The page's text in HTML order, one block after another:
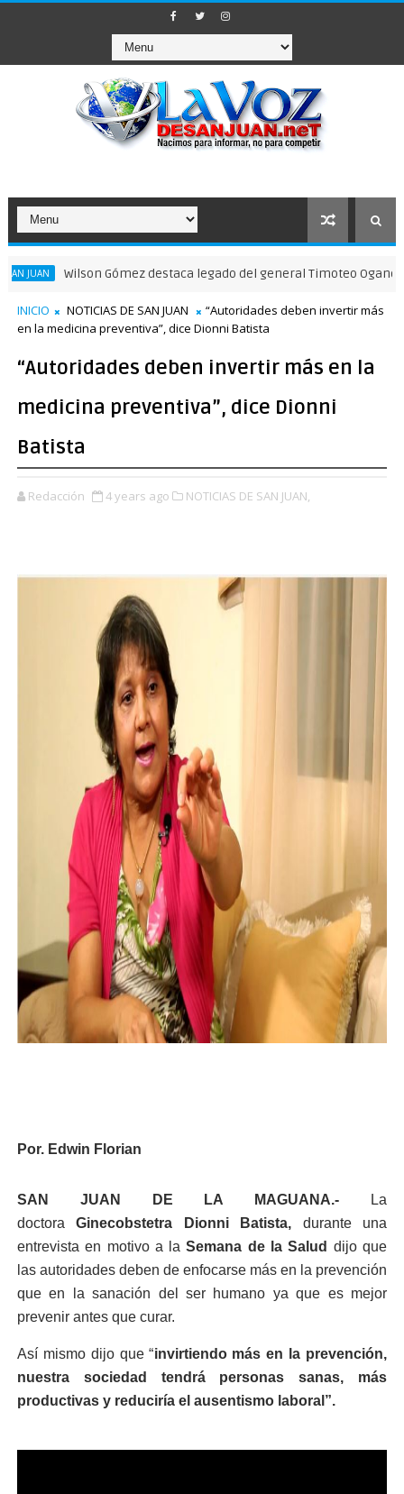
Wilson Gómez destaca legado del general Timoteo Ogando en su
INICIO NOTICIAS DE SAN JUAN
“Autoridades deben invertir más
en la medicina preventiva”, dice Dionni Batista
“Autoridades deben invertir más en la
medicina preventiva”, dice Dionni
Batista
Redacción 4 years ago NOTICIAS DE SAN JUAN,
Por. Edwin Florian
SAN JUAN DE LA MAGUANA.- La
doctoraGinecobstetra Dionni Batista, durante una
entrevista en motivo a la Semana de la Salud dijo que
las autoridades deben de enfocarse más en la prevención
que en la sanación del ser humano ya que es mejor
prevenir antes que curar.
Así mismo dijo que “invirtiendo más en la prevención,
nuestra sociedad tendrá personas sanas, más
productivas y reduciría el ausentismo laboral”.